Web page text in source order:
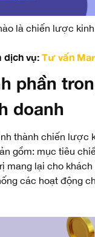
là chiến lược
dịch vụ: Tư vấn
phần
doanh
thành chiến lược
gồm: mục tiêu
mang lại cho
các hoạt động